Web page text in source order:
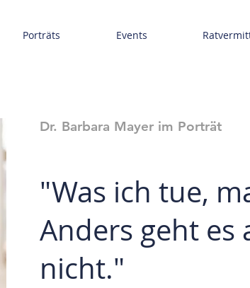
Porträts Events
Dr. Barbara Mayer im Porträt
"Was ich tue,
Anders geht es
nicht."